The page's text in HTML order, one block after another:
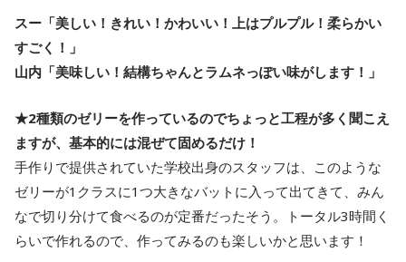
スー「美しい！きれい！かわいい！上はプルプル！柔らかい
すごく！」
山内「美味しい！結構ちゃんとラムネっぽい味がします！」
★2種類のゼリーを作っているのでちょっと工程が多く聞こえ
ますが、基本的には混ぜて固めるだけ！
手作りで提供されていた学校出身のスタッフは、このような
ゼリーが1クラスに1つ大きなバットに入って出てきて、みん
なで切り分けて食べるのが定番だったそう。トータル3時間く
らいで作れるので、作ってみるのも楽しいかと思います！